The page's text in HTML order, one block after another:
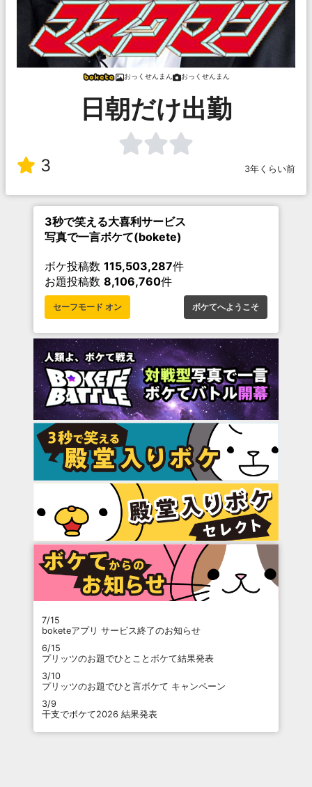
おっくせんまん おっくせんまん
日朝だけ出勤
3 3年くらい前
3秒で笑える大喜利サービス
写真で一言ボケて(bokete)
ボケ投稿数 115,503,287件
お題投稿数 8,106,760件
セーフモード オン ボケてへようこそ
7/15
boketeアプリ サービス終了のお知らせ
6/15
プリッツのお題でひとことボケて結果発表
3/10
プリッツのお題でひと言ボケて キャンペーン
3/9
干支でボケて2026 結果発表